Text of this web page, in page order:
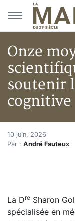
Aller au menu
Aller au contenu
Onze
soutenir
cognitive
Accueil
Articles
Onze
Onze
10 juin, 2026
Par : André Fauteux
La Dre Sharon
spécialisée en